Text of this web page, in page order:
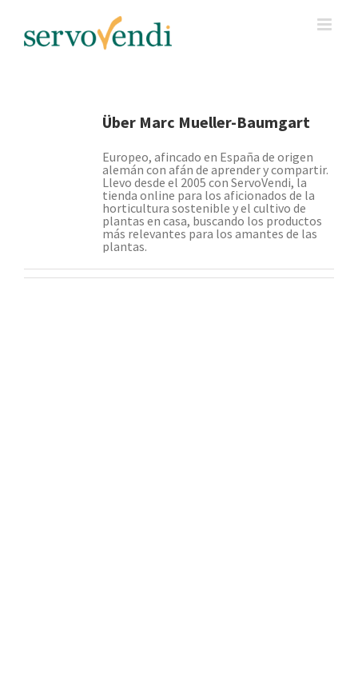
content
Über Marc Mueller-Baumgart
Europeo, afincado en España de origen
alemán con afán de aprender y compartir.
Llevo desde el 2005 con ServoVendi, la
tienda online para los aficionados de la
horticultura sostenible y el cultivo de
plantas en casa, buscando los productos
más relevantes para los amantes de las
plantas.